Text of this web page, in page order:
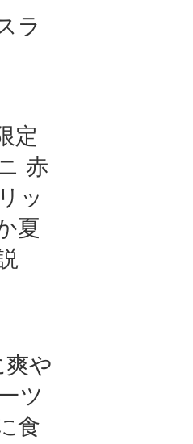
ラ
定
赤
ッ
夏
爽や
ツ
食